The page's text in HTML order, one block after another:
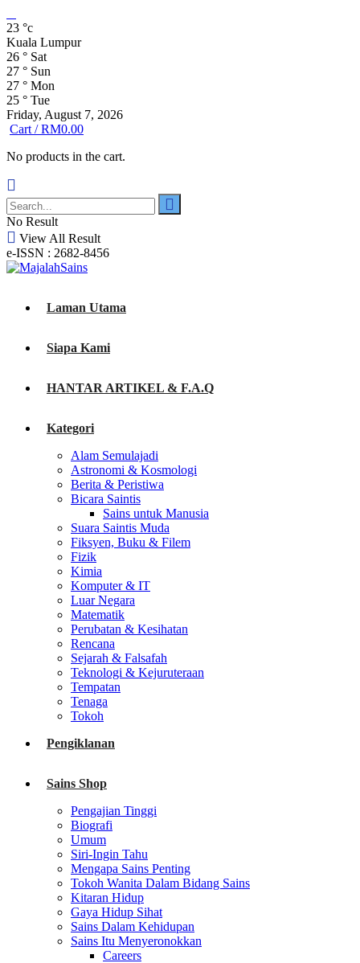
23 °c
Kuala Lumpur
26 ° Sat
27 ° Sun
27 ° Mon
25 ° Tue
Friday, August 7, 2026
Cart /RM0.00
No products in the cart.
No Result
View All Result
e-ISSN : 2682-8456
Laman Utama
Siapa Kami
HANTAR ARTIKEL & F.A.Q
Kategori
Alam Semulajadi
Astronomi & Kosmologi
Berita & Peristiwa
Bicara Saintis
Sains untuk Manusia
Suara Saintis Muda
Fiksyen, Buku & Filem
Fizik
Kimia
Komputer & IT
Luar Negara
Matematik
Perubatan & Kesihatan
Rencana
Sejarah & Falsafah
Teknologi & Kejuruteraan
Tempatan
Tenaga
Tokoh
Pengiklanan
Sains Shop
Pengajian Tinggi
Biografi
Umum
Siri-Ingin Tahu
Mengapa Sains Penting
Tokoh Wanita Dalam Bidang Sains
Kitaran Hidup
Gaya Hidup Sihat
Sains Dalam Kehidupan
Sains Itu Menyeronokkan
Careers